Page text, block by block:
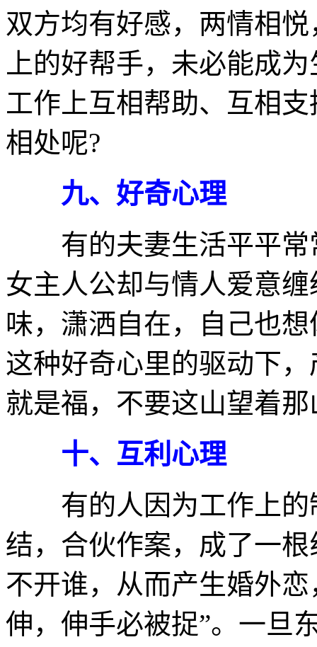
双方均有好感，两情相
上的好帮手，未必能成
工作上互相帮助、互相
相处呢?
九、好奇心理
有的夫妻生活平平常
女主人公却与情人爱意
味，潇洒自在，自己也
这种好奇心里的驱动下
就是福，不要这山望着
十、互利心理
有的人因为工作上的
结，合伙作案，成了一
不开谁，从而产生婚外
伸，伸手必被捉”。一旦